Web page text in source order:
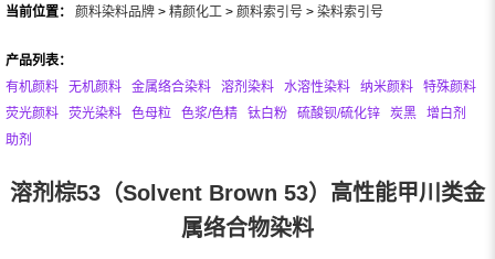
当前位置： 颜料染料品牌 > 精颜化工 > 颜料索引号 > 染料索引号
产品列表：
有机颜料
无机颜料 金属络合染料 溶剂染料 水溶性染料 纳米颜料
特殊颜料
荧光颜料
荧光染料 色母粒 色浆/色精 钛白粉 硫酸钡/硫化锌 炭黑
增白剂
助剂
溶剂棕53（Solvent Brown 53）高性能甲川类金
属络合物染料